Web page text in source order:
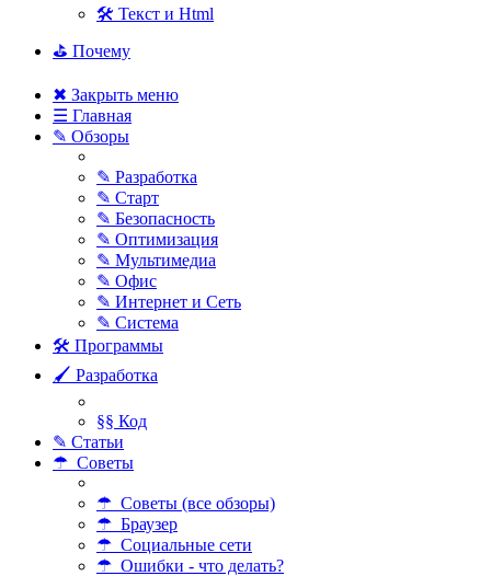
🛠 Текст и Html
⛳ Почему
✖ Закрыть меню
☰ Главная
✎ Обзоры
✎ Разработка
✎ Старт
✎ Безопасность
✎ Оптимизация
✎ Мультимедиа
✎ Офис
✎ Интернет и Сеть
✎ Система
🛠 Программы
🖌 Разработка
§§ Код
✎ Статьи
☂ Советы
☂ Советы (все обзоры)
☂ Браузер
☂ Социальные сети
☂ Ошибки - что делать?